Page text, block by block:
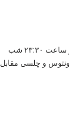
به گزارش خبرگزاری خبرآنلاین؛ در آخرین بازی‌های هفته هفتم لیگ قهرمانان اروپا ۲۶-۲۰۲۵ که از ساعت ۲۳:۳۰ شب
و چلسی مقابل